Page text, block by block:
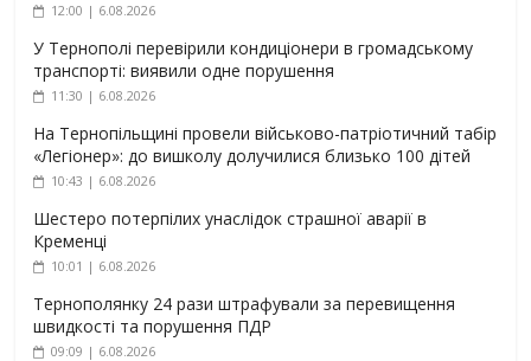
12:00 | 6.08.2026
У Тернополі перевірили кондиціонери в громадському
транспорті: виявили одне порушення
11:30 | 6.08.2026
На Тернопільщині провели військово-патріотичний табір
«Легіонер»: до вишколу долучилися близько 100 дітей
10:43 | 6.08.2026
Шестеро потерпілих унаслідок страшної аварії в
Кременці
10:01 | 6.08.2026
Тернополянку 24 рази штрафували за перевищення
швидкості та порушення ПДР
09:09 | 6.08.2026